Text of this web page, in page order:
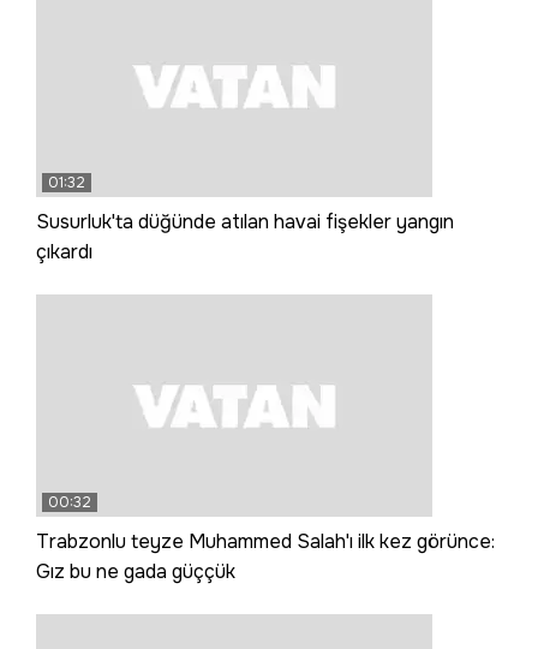
01:32
Susurluk'ta düğünde atılan havai fişekler yangın
çıkardı
00:32
Trabzonlu teyze Muhammed Salah'ı ilk kez görünce:
Gız bu ne gada güççük